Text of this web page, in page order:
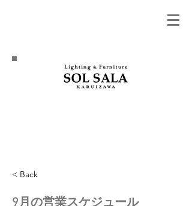
< Back
9月の営業スケジュール